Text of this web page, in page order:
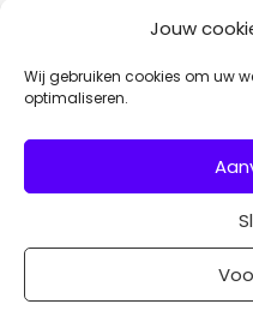
Jouw
Wij gebruiken cookies om uw
optimaliseren.
Strategie
Adverteren
Tools